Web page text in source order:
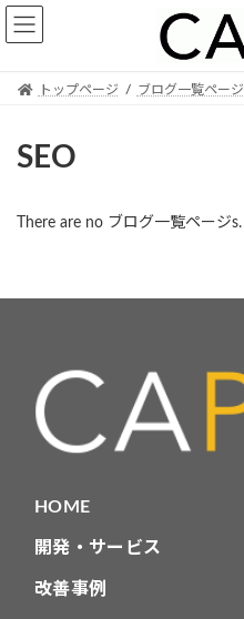
Skip
the
Skip
the
トップページ ブログ一覧ページ
SEO
There are no ブログ一覧ページs.
HOME
開発・サービス
改善事例